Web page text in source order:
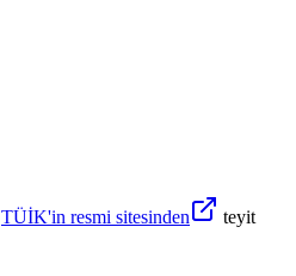
TÜİK'in resmi sitesinden
teyit